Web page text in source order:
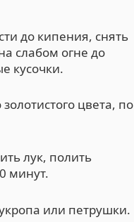
до кипения, снять
слабом огне до
кусочки.
цвета, по
лук, полить
минут.
или петрушки.